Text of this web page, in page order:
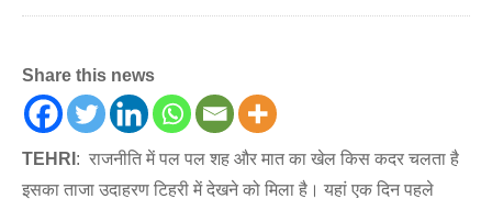
Share this news
TEHRI : राजनीति में पल पल शह और मात का खेल किस कदर चलता है
इसका ताजा उदाहरण टिहरी में देखने को मिला है। यहां एक दिन पहले